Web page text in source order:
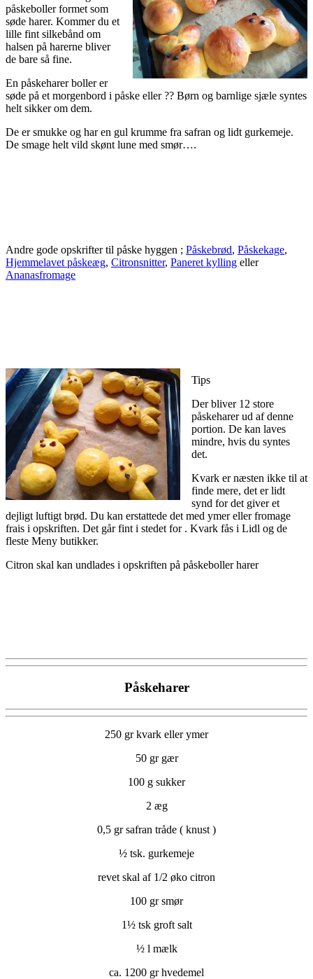
påskeboller formet som
søde harer. Kommer du et
lille fint silkebånd om
halsen på harerne bliver
de bare så fine.
En påskeharer boller er
søde på et morgenbord i påske eller ?? Børn og barnlige sjæle syntes
helt sikker om dem.
De er smukke og har en gul krumme fra safran og lidt gurkemeje.
De smage helt vild skønt lune med smør….
Andre gode opskrifter til påske hyggen ; Påskebrød, Påskekage,
Hjemmelavet påskeæg, Citronsnitter, Paneret kylling eller
Ananasfromage
Tips
Der bliver 12 store
påskeharer ud af denne
portion. De kan laves
mindre, hvis du syntes
det.
Kvark er næsten ikke til at
finde mere, det er lidt
synd for det giver et
dejligt luftigt brød. Du kan erstattede det med ymer eller fromage
frais i opskriften. Det går fint i stedet for . Kvark fås i Lidl og de
fleste Meny butikker.
Citron skal kan undlades i opskriften på påskeboller harer
Påskeharer
250 gr kvark eller ymer
50 gr gær
100 g sukker
2 æg
0,5 gr safran tråde ( knust )
½ tsk. gurkemeje
revet skal af 1/2 øko citron
100 gr smør
1½ tsk groft salt
½ l mælk
ca. 1200 gr hvedemel